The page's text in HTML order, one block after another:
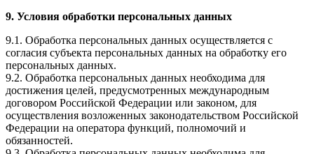
9. Условия обработки персональных данных
9.1. Обработка персональных данных осуществляется с
согласия субъекта персональных данных на обработку его
персональных данных.
9.2. Обработка персональных данных необходима для
достижения целей, предусмотренных международным
договором Российской Федерации или законом, для
осуществления возложенных законодательством Российской
Федерации на оператора функций, полномочий и
обязанностей.